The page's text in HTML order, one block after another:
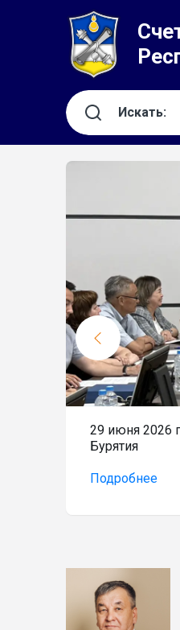
29 июня 2026
Бурятия
Подробнее